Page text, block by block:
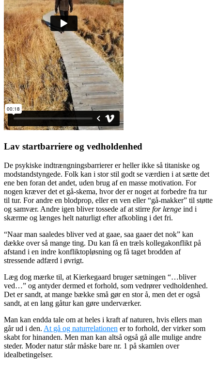
Lav startbarriere og vedholdenhed
De psykiske indtrængningsbarrierer er heller ikke så titaniske og
modstandstyngede. Folk kan i stor stil godt se værdien i at sætte det
ene ben foran det andet, uden brug af en masse motivation. For
nogen kræver det et gå-skema, hvor der er noget at forbedre fra tur
til tur. For andre en blodprop, eller en ven eller “gå-makker” til støtte
og samvær. Andre igen bliver tossede af at stirre for længe ind i
skærme og længes helt naturligt efter afkobling i det fri.
“Naar man saaledes bliver ved at gaae, saa gaaer det nok” kan
dække over så mange ting. Du kan få en træls kollegakonflikt på
afstand i en indre konfliktopløsning og få taget brodden af
stressende adfærd i øvrigt.
Læg dog mærke til, at Kierkegaard bruger sætningen “…bliver
ved…” og antyder dermed et forhold, som vedrører vedholdenhed.
Det er sandt, at mange bække små gør en stor å, men det er også
sandt, at en lang gåtur kan gøre underværker.
Man kan endda tale om at heles i kraft af naturen, hvis ellers man
går ud i den. At gå og naturrelationen er to forhold, der virker som
skabt for hinanden. Men man kan altså også gå alle mulige andre
steder. Moder natur står måske bare nr. 1 på skamlen over
idealbetingelser.